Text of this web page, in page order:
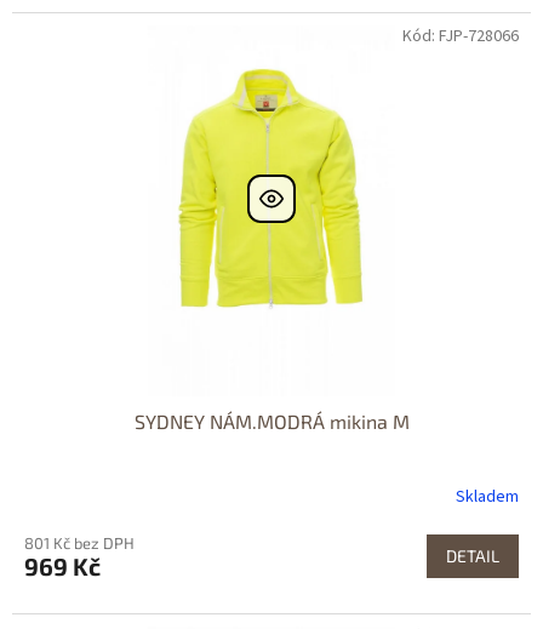
SYDNEY NÁM.MODRÁ mikina M
Skladem
801 Kč bez DPH
969 Kč DETAIL
Kód: FJP-728066